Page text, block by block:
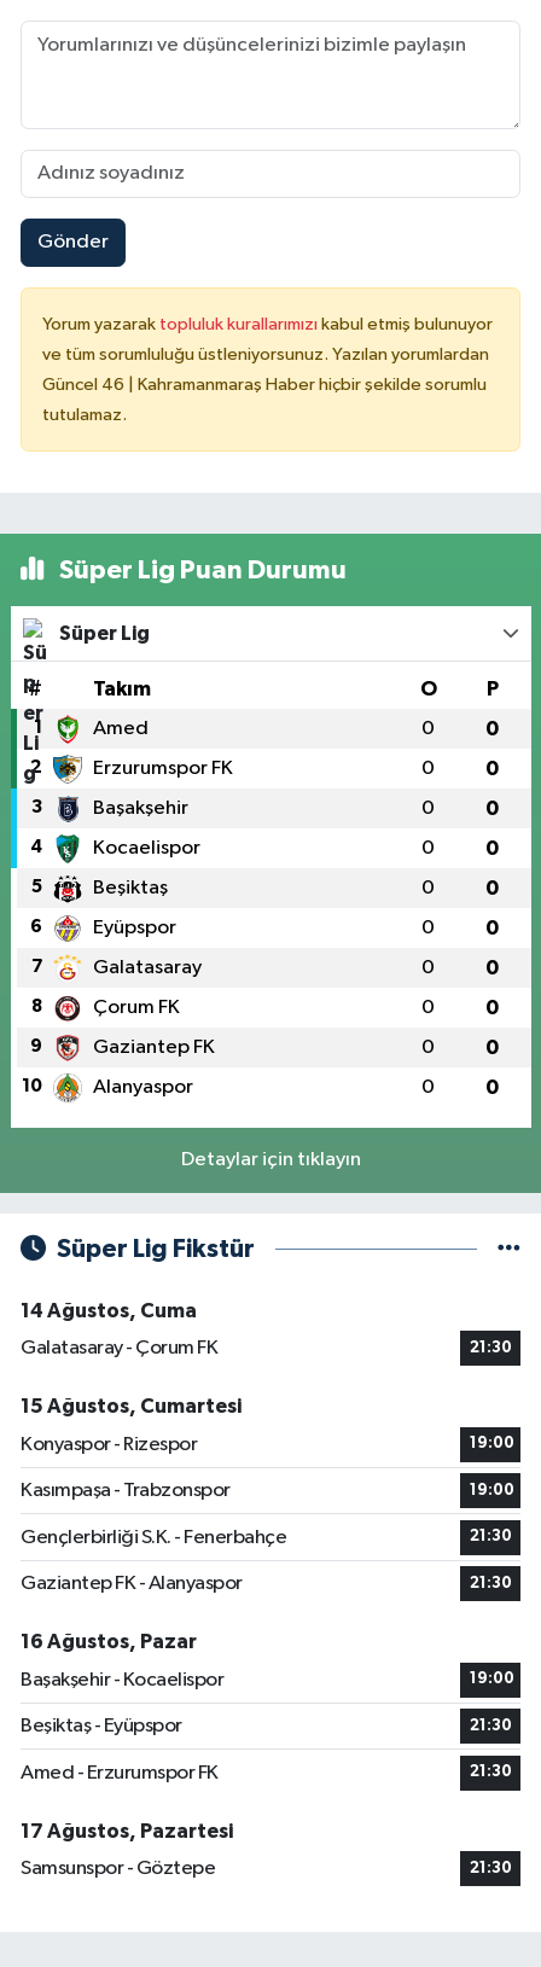
Gönder
Yorum yazarak topluluk kurallarımızı kabul etmiş bulunuyor
ve tüm sorumluluğu üstleniyorsunuz. Yazılan yorumlardan
Güncel 46 | Kahramanmaraş Haber hiçbir şekilde sorumlu
tutulamaz.
Süper Lig Puan Durumu
Süper Lig
# Takım O P
1 Amed 0 0
2 Erzurumspor FK 0 0
3 Başakşehir 0 0
4 Kocaelispor 0 0
5 Beşiktaş 0 0
6 Eyüpspor 0 0
7 Galatasaray 0 0
8 Çorum FK 0 0
9 Gaziantep FK 0 0
10 Alanyaspor 0 0
Detaylar için tıklayın
Süper Lig Fikstür
14 Ağustos, Cuma
Galatasaray - Çorum FK
21:30
15 Ağustos, Cumartesi
Konyaspor - Rizespor
19:00
Kasımpaşa - Trabzonspor 19:00
Gençlerbirliği S.K. - Fenerbahçe 21:30
Gaziantep FK - Alanyaspor 21:30
16 Ağustos, Pazar
Başakşehir - Kocaelispor
19:00
Beşiktaş - Eyüpspor 21:30
Amed - Erzurumspor FK 21:30
17 Ağustos, Pazartesi
Samsunspor - Göztepe
21:30